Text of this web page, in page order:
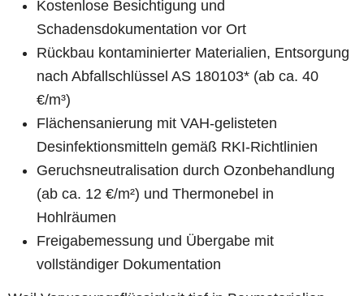
Kostenlose Besichtigung und
Schadensdokumentation vor Ort
Rückbau kontaminierter Materialien, Entsorgung
nach Abfallschlüssel AS 180103* (ab ca. 40
€/m³)
Flächensanierung mit VAH-gelisteten
Desinfektionsmitteln gemäß RKI-Richtlinien
Geruchsneutralisation durch Ozonbehandlung
(ab ca. 12 €/m²) und Thermonebel in
Hohlräumen
Freigabemessung und Übergabe mit
vollständiger Dokumentation